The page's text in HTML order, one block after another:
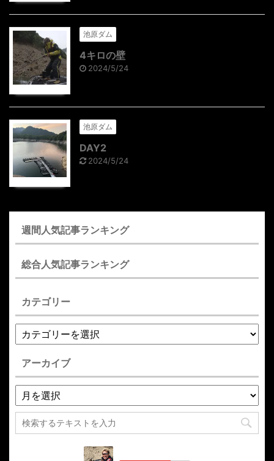
池原ダム
4キロの壁
2024/5/24
池原ダム
DAY2
2024/5/24
週間人気記事ランキング
総合人気記事ランキング
カテゴリー
アーカイブ